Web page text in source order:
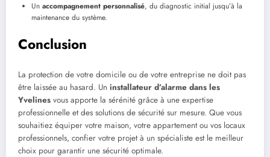
Un accompagnement personnalisé, du diagnostic initial jusqu’à la
maintenance du système.
Conclusion
La protection de votre domicile ou de votre entreprise ne doit pas
être laissée au hasard. Un installateur d’alarme dans les
Yvelines vous apporte la sérénité grâce à une expertise
professionnelle et des solutions de sécurité sur mesure. Que vous
souhaitiez équiper votre maison, votre appartement ou vos locaux
professionnels, confier votre projet à un spécialiste est le meilleur
choix pour garantir une sécurité optimale.